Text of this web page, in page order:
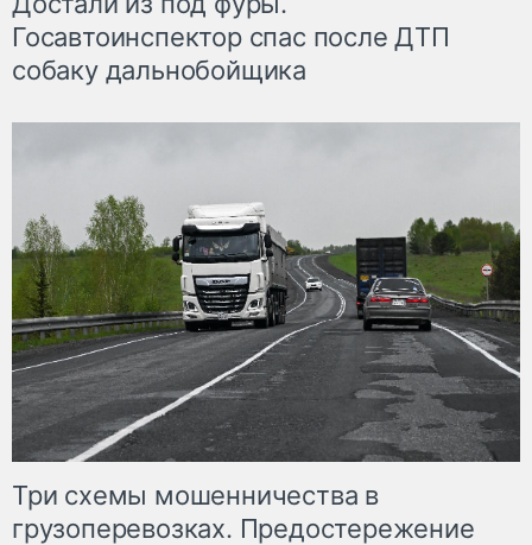
Госавтоинспектор спас после ДТП
собаку дальнобойщика
Три схемы мошенничества в
грузоперевозках. Предостережение